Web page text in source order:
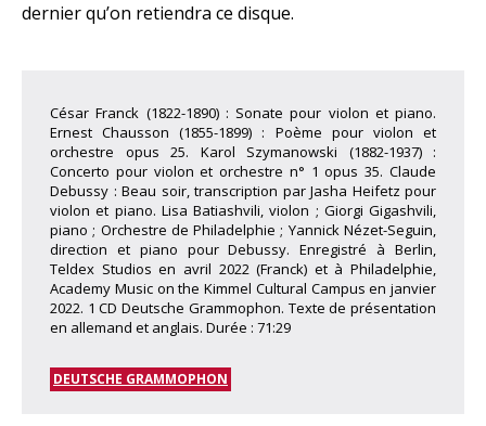
dernier qu’on retiendra ce disque.
César Franck (1822-1890) : Sonate pour violon et piano.
Ernest Chausson (1855-1899) : Poème pour violon et
orchestre opus 25. Karol Szymanowski (1882-1937) :
Concerto pour violon et orchestre n° 1 opus 35. Claude
Debussy : Beau soir, transcription par Jasha Heifetz pour
violon et piano. Lisa Batiashvili, violon ; Giorgi Gigashvili,
piano ; Orchestre de Philadelphie ; Yannick Nézet-Seguin,
direction et piano pour Debussy. Enregistré à Berlin,
Teldex Studios en avril 2022 (Franck) et à Philadelphie,
Academy Music on the Kimmel Cultural Campus en janvier
2022. 1 CD Deutsche Grammophon. Texte de présentation
en allemand et anglais. Durée : 71:29
DEUTSCHE GRAMMOPHON